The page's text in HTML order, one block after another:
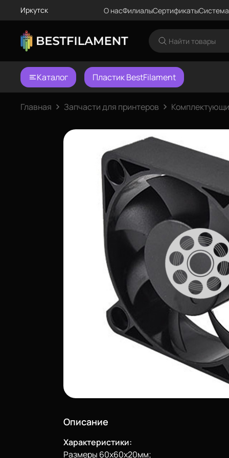
Иркутск О насФилиалыСертификаты
Каталог Пластик BestFilament
Главная Запчасти для принтеров
Описание
Характеристики:
Размеры 60х60х20мм;